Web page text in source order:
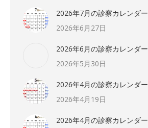
2026年7月の診察カレンダー
2026年6月27日
2026年6月の診察カレンダー
2026年5月30日
2026年4月の診察カレンダー
2026年4月19日
2026年4月の診察カレンダー